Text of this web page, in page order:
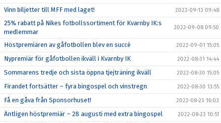
Vinn biljetter till MFF med laget! 2022-09-13 09:48
25% rabatt på Nikes fotbollssortiment för Kvarnby IK:s
medlemmar
2022-09-08 09:50
Höstpremiären av gåfotbollen blev en succé 2022-09-01 15:05
Nypremiär för gåfotbollen ikväll i Kvarnby IK 2022-08-31 14:44
Sommarens tredje och sista öppna tjejträning ikväll 2022-08-30 15:05
Firandet fortsätter – fyra bingospel och vinstregn 2022-08-30 13:55
Få en gåva från Sponsorhuset! 2022-08-23 16:03
Äntligen höstpremiär – 28 augusti med extra bingospel 2022-08-23 10:51